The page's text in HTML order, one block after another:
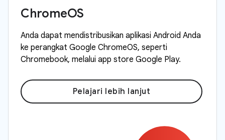
ChromeOS
Anda dapat mendistribusikan aplikasi Android Anda
ke perangkat Google ChromeOS, seperti
Chromebook, melalui app store Google Play.
Pelajari lebih lanjut